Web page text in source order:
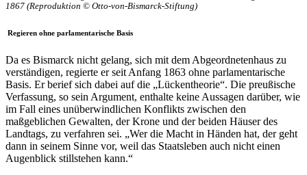
1867 (Reproduktion © Otto-von-Bismarck-Stiftung)
Regieren ohne parlamentarische Basis
Da es Bismarck nicht gelang, sich mit dem Abgeordnetenhaus zu
verständigen, regierte er seit Anfang 1863 ohne parlamentarische
Basis. Er berief sich dabei auf die „Lückentheorie“. Die preußische
Verfassung, so sein Argument, enthalte keine Aussagen darüber, wie
im Fall eines unüberwindlichen Konflikts zwischen den
maßgeblichen Gewalten, der Krone und der beiden Häuser des
Landtags, zu verfahren sei. „Wer die Macht in Händen hat, der geht
dann in seinem Sinne vor, weil das Staatsleben auch nicht einen
Augenblick stillstehen kann.“